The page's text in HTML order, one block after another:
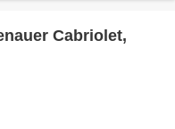
Cabriolet,